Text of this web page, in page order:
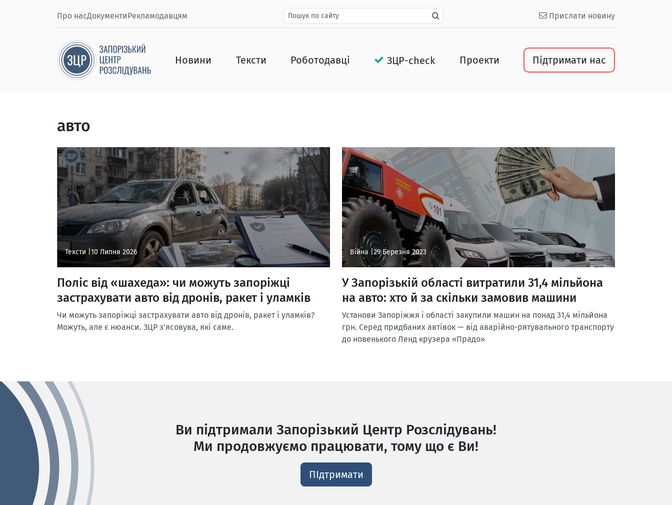
Про насДокументиРекламодавцям Прислати новину
Новини Тексти Роботодавці ЗЦР-check Проекти Підтримати нас
авто
Тексти | 10 Липня 2026
Поліс від «шахеда»: чи можуть запоріжці
застрахувати авто від дронів, ракет і уламків
Чи можуть запоріжці застрахувати авто від дронів, ракет і уламків?
Можуть, але є нюанси. ЗЦР з'ясовува, які саме.
Війна | 29 Березня 2023
У Запорізькій області витратили 31,4 мільйона
на авто: хто й за скільки замовив машини
Установи Запоріжжя і області закупили машин на понад 31,4 мільйона
грн. Серед придбаних автівок — від аварійно-рятувального транспорту
до новенького Ленд крузера «Прадо»
Ви підтримали Запорізький Центр Розслідувань!
Ми продовжуємо працювати, тому що є Ви!
ПІдтримати